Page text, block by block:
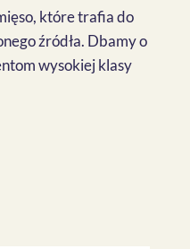
które trafia do
źródła. Dbamy o
wysokiej klasy